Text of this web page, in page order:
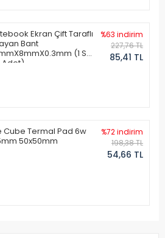
Ekran Çift Taraflı
Bant
(1 Set
Adet)
%63 indirim
227,76 TL
85,41 TL
Cube Termal Pad 6w
50x50mm
%72 indirim
198,38 TL
54,66 TL